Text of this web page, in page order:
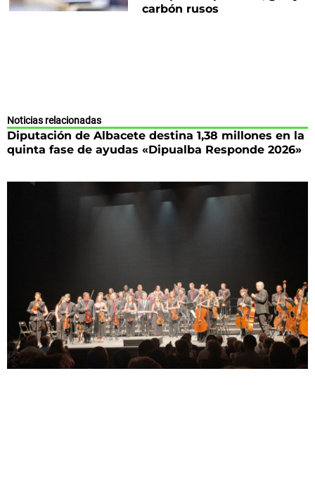
carbón rusos
Noticias relacionadas
Diputación de Albacete destina 1,38 millones en la
quinta fase de ayudas «Dipualba Responde 2026»